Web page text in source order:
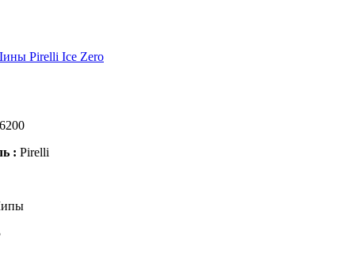
Pirelli Ice Zero
: Pirelli